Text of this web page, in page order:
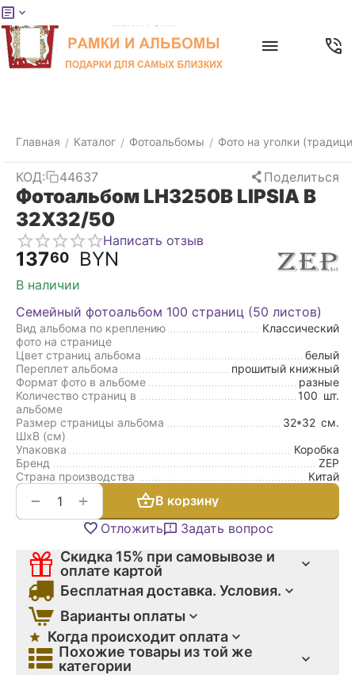
Главная / Каталог / Фотоальбомы / Фото на уголки
КОД: 44637 Поделиться
Фотоальбом LH3250B LIPSIA B
32X32/50
Написать отзыв
13760 BYN
В наличии
Семейный фотоальбом 100 страниц (50 листов)
Вид альбома по креплению
фото на странице
Классический
Цвет страниц альбома
белый
Переплет альбома
прошитый книжный
Формат фото в альбоме
разные
Количество страниц в
альбоме
100 шт.
Размер страницы альбома
ШxВ (см)
32*32 см.
Упаковка
Коробка
Бренд
ZEP
Страна производства
Китай
+
−
В корзину
Отложить
Задать вопрос
Скидка 15% при самовывозе и
оплате картой
Бесплатная доставка. Условия.
Варианты оплаты
Когда происходит оплата
Похожие товары из той же
категории
Меню
товары